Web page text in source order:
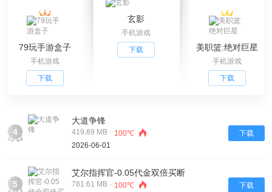
79玩手游盒子
手机游戏
下载
玄影
手机游戏
下载
美职篮:绝对巨星
手机游戏
下载
4
大道争锋
419.89 MB · 100℃
2026-06-01
下载
5
艾尔指挥官-0.05代金双倍买断
781.61 MB · 100℃ 下载